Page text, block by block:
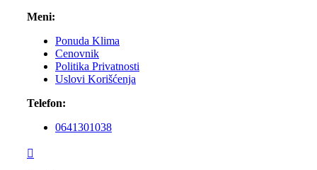
Meni:
Ponuda Klima
Cenovnik
Politika Privatnosti
Uslovi Korišćenja
Telefon:
0641301038